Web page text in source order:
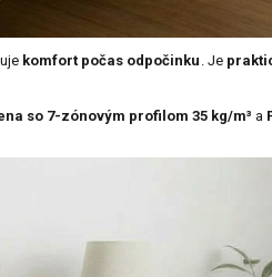
komfort počas odpočinku . Je
so 7-zónovým profilom 35 kg/m³ a